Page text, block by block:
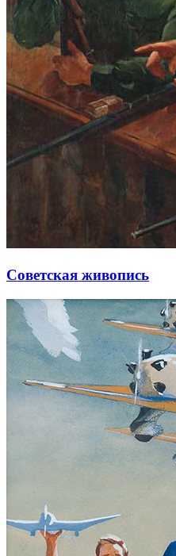
Советская живопись